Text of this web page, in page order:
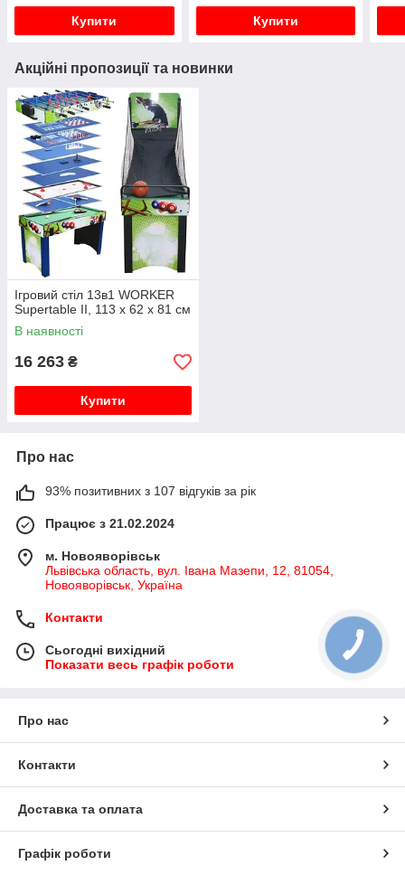
Купити Купити
Акційні пропозиції та новинки
Ігровий стіл 13в1 WORKER
Supertable II, 113 х 62 х 81 см
В наявності
16 263 ₴
Купити
Про нас
93% позитивних з 107 відгуків за рік
Працює з 21.02.2024
м. Новояворівськ
Львівська область, вул. Івана Мазепи, 12, 81054,
Новояворівськ, Україна
Контакти
Сьогодні вихідний
Показати весь графік роботи
Про нас
Контакти
Доставка та оплата
Графік роботи